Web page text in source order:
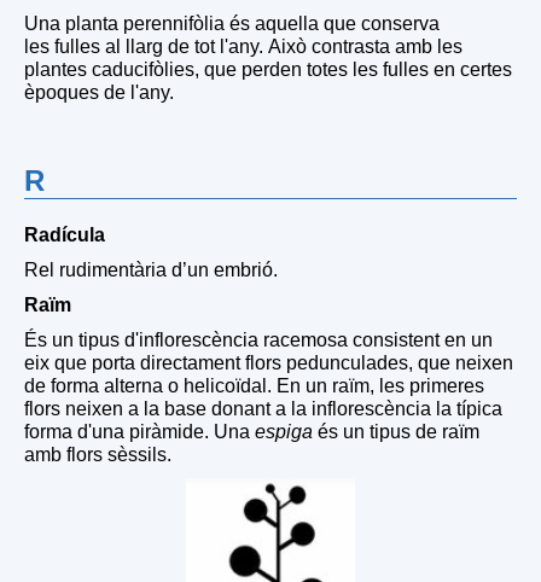
Una planta perennifòlia és aquella que conserva
les fulles al llarg de tot l'any. Això contrasta amb les
plantes caducifòlies, que perden totes les fulles en certes
èpoques de l'any.
R
Radícula
Rel rudimentària d’un embrió.
Raïm
És un tipus d'inflorescència racemosa consistent en un
eix que porta directament flors pedunculades, que neixen
de forma alterna o helicoïdal. En un raïm, les primeres
flors neixen a la base donant a la inflorescència la típica
forma d'una piràmide. Una espiga és un tipus de raïm
amb flors sèssils.